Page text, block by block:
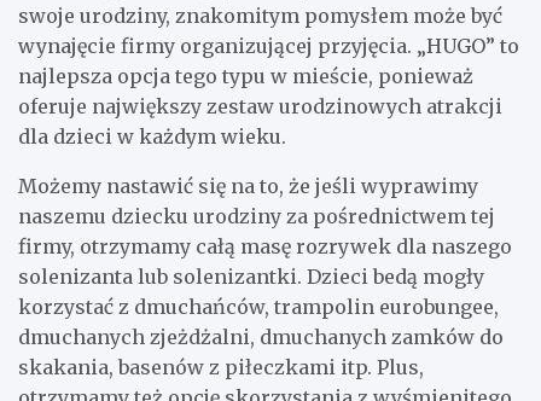
swoje urodziny, znakomitym pomysłem może być
wynajęcie firmy organizującej przyjęcia. „HUGO” to
najlepsza opcja tego typu w mieście, ponieważ
oferuje największy zestaw urodzinowych atrakcji
dla dzieci w każdym wieku.
Możemy nastawić się na to, że jeśli wyprawimy
naszemu dziecku urodziny za pośrednictwem tej
firmy, otrzymamy całą masę rozrywek dla naszego
solenizanta lub solenizantki. Dzieci bedą mogły
korzystać z dmuchańców, trampolin eurobungee,
dmuchanych zjeżdżalni, dmuchanych zamków do
skakania, basenów z piłeczkami itp. Plus,